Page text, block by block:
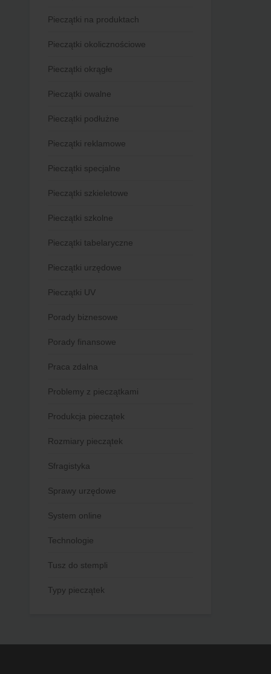
Pieczątki na produktach
Pieczątki okolicznościowe
Pieczątki okrągłe
Pieczątki owalne
Pieczątki podłużne
Pieczątki reklamowe
Pieczątki specjalne
Pieczątki szkieletowe
Pieczątki szkolne
Pieczątki tabelaryczne
Pieczątki urzędowe
Pieczątki UV
Porady biznesowe
Porady finansowe
Praca zdalna
Problemy z pieczątkami
Produkcja pieczątek
Rozmiary pieczątek
Sfragistyka
Sprawy urzędowe
System online
Technologie
Tusz do stempli
Typy pieczątek